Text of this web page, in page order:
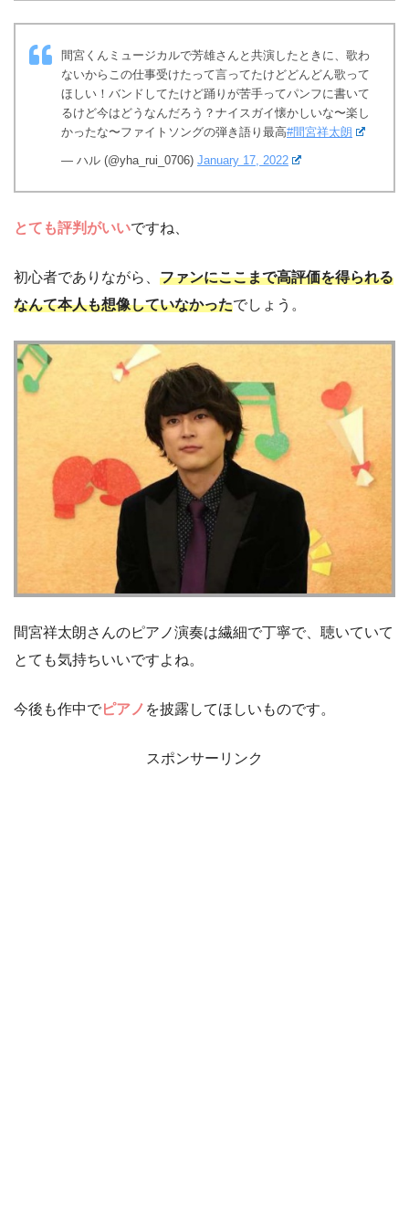
間宮くんミュージカルで芳雄さんと共演したときに、歌わ
ないからこの仕事受けたって言ってたけどどんどん歌って
ほしい！バンドしてたけど踊りが苦手ってパンフに書いて
るけど今はどうなんだろう？ナイスガイ懐かしいな〜楽し
かったな〜ファイトソングの弾き語り最高#間宮祥太朗
— ハル (@yha_rui_0706) January 17, 2022
とても評判がいいですね、
初心者でありながら、 ファンにここまで高評価を得られる
なんて本人も想像していなかったでしょう。
間宮祥太朗さんのピアノ演奏は繊細で丁寧で、聴いていて
とても気持ちいいですよね。
今後も作中でピアノ を披露してほしいものです。
スポンサーリンク